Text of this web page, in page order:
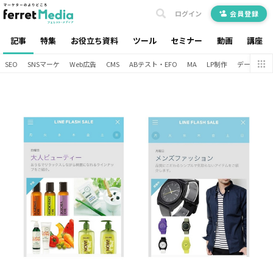
記事 特集 お役立ち資料 ツール セミナー 動画 講座
ログイン 会員登録
SEO SNSマーケ Web広告 CMS ABテスト・EFO MA LP制作 データ分析